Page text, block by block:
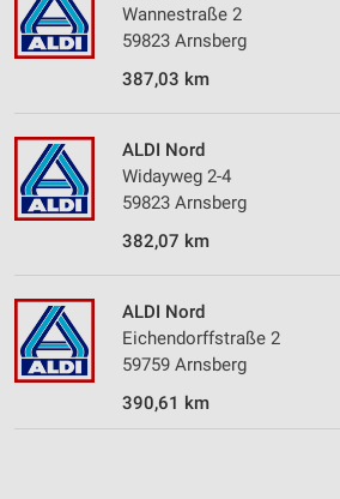
Wannestraße 2
59823 Arnsberg
387,03 km
ALDI Nord
Widayweg 2-4
59823 Arnsberg
382,07 km
ALDI Nord
Eichendorffstraße 2
59759 Arnsberg
390,61 km